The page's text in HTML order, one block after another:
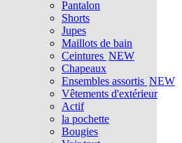
Pantalon
Shorts
Jupes
Maillots de bain
Ceintures NEW
Chapeaux
Ensembles assortis NEW
Vêtements d'extérieur
Actif
la pochette
Bougies